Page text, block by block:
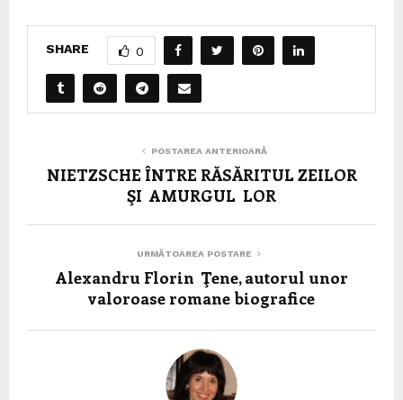
SHARE 0
POSTAREA ANTERIOARĂ
NIETZSCHE ÎNTRE RĂSĂRITUL ZEILOR
ŞI AMURGUL LOR
URMĂTOAREA POSTARE
Alexandru Florin Ţene, autorul unor
valoroase romane biografice